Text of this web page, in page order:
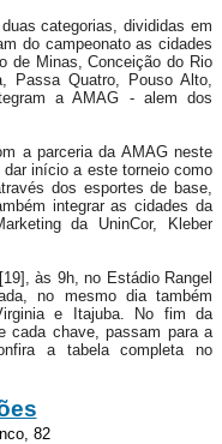
categorias, divididas em
do campeonato as cidades
de Minas, Conceição do Rio
Passa Quatro, Pouso Alto,
a AMAG - alem dos
a parceria da AMAG neste
início a este torneio como
dos esportes de base,
integrar as cidades da
da UninCor, Kleber
às 9h, no Estádio Rangel
no mesmo dia também
e Itajuba. No fim da
cada chave, passam para a
a tabela completa no
82